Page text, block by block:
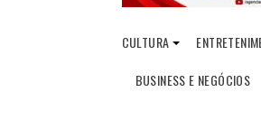
CULTURA
BUSINESS E NEGÓCIOS